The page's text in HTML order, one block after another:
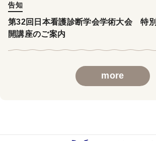
告知
第32回日本看護診断学会学術大会
開講座のご案内
more